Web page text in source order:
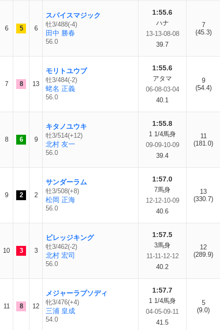
6 5 6
スパイスマジック
牡3/488(-4)
田中 勝春
56.0
1:55.6
ハナ
13-13-08-08
39.7
7
(45.3)
7 8 13
モリトユウブ
牡3/484(-2)
蛯名 正義
56.0
1:55.6
アタマ
06-08-03-04
40.1
9
(54.4)
8 6 9
キタノユウキ
牡3/514(+12)
北村 友一
56.0
1:55.8
1 1/4馬身
09-09-10-09
39.4
11
(181.0)
9 2 2
サンダーラム
牡3/508(+8)
松岡 正海
56.0
1:57.0
7馬身
12-12-10-09
40.6
13
(330.7)
10 3 3
ビレッジキング
牡3/462(-2)
北村 宏司
56.0
1:57.5
3馬身
11-11-12-12
40.2
12
(289.9)
11 8 12
メジャーラプソディ
牝3/476(+4)
三浦 皇成
54.0
1:57.7
1 1/4馬身
04-05-09-11
41.5
5
(9.0)